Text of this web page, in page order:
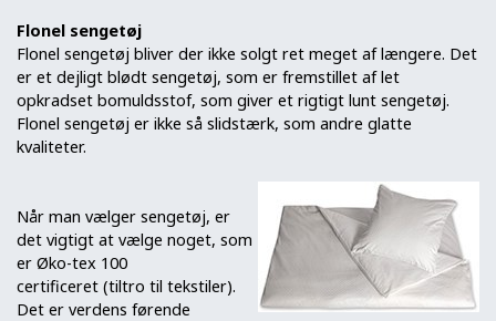
Flonel sengetøj
Flonel sengetøj bliver der ikke solgt ret meget af længere. Det
er et dejligt blødt sengetøj, som er fremstillet af let
opkradset bomuldsstof, som giver et rigtigt lunt sengetøj.
Flonel sengetøj er ikke så slidstærk, som andre glatte
kvaliteter.
Når man vælger sengetøj, er
det vigtigt at vælge noget, som
er Øko-tex 100
certificeret (tiltro til tekstiler).
Det er verdens førende